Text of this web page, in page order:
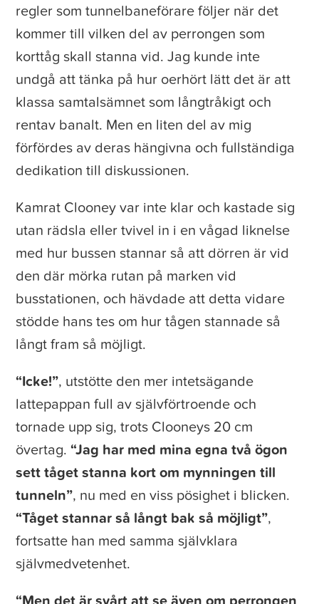
regler som tunnelbaneförare följer när det
kommer till vilken del av perrongen som
korttåg skall stanna vid. Jag kunde inte
undgå att tänka på hur oerhört lätt det är att
klassa samtalsämnet som långtråkigt och
rentav banalt. Men en liten del av mig
förfördes av deras hängivna och fullständiga
dedikation till diskussionen.
Kamrat Clooney var inte klar och kastade sig
utan rädsla eller tvivel in i en vågad liknelse
med hur bussen stannar så att dörren är vid
den där mörka rutan på marken vid
busstationen, och hävdade att detta vidare
stödde hans tes om hur tågen stannade så
långt fram så möjligt.
“Icke!”, utstötte den mer intetsägande
lattepappan full av självförtroende och
tornade upp sig, trots Clooneys 20 cm
övertag.“Jag har med mina egna två ögon
sett tåget stanna kort om mynningen till
tunneln”, nu med en viss pösighet i blicken.
“Tåget stannar så långt bak så möjligt”,
fortsatte han med samma självklara
självmedvetenhet.